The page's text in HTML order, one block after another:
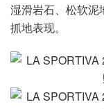
湿滑岩石、松软泥
抓地表现。